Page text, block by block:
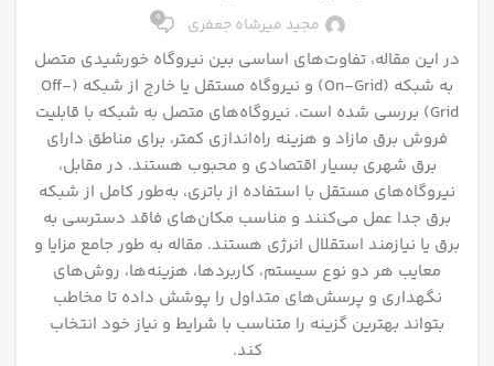
مجید میرشاه جعفری 0
در این مقاله، تفاوت‌های اساسی بین نیروگاه خورشیدی متصل
به شبکه (On-Grid) و نیروگاه مستقل یا خارج از شبکه (Off-
Grid) بررسی شده است. نیروگاه‌های متصل به شبکه با قابلیت
فروش برق مازاد و هزینه راه‌اندازی کمتر، برای مناطق دارای
برق شهری بسیار اقتصادی و محبوب هستند. در مقابل،
نیروگاه‌های مستقل با استفاده از باتری، به‌طور کامل از شبکه
برق جدا عمل می‌کنند و مناسب مکان‌های فاقد دسترسی به
برق یا نیازمند استقلال انرژی هستند. مقاله به طور جامع مزایا و
معایب هر دو نوع سیستم، کاربردها، هزینه‌ها، روش‌های
نگهداری و پرسش‌های متداول را پوشش داده تا مخاطب
بتواند بهترین گزینه را متناسب با شرایط و نیاز خود انتخاب
کند.